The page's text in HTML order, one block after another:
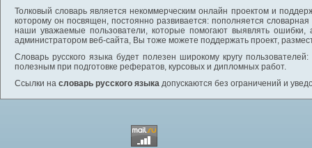
Толковый словарь является некоммерческим онлайн проектом и
которому он посвящен, постоянно развивается: пополняется
наши уважаемые пользователи, которые помогают выявлять
администратором веб-сайта, Вы тоже можете поддержать проект,
Словарь русского языка будет полезен широкому кругу
полезным при подготовке рефератов, курсовых и дипломных работ.
Ссылки на словарь русского языка допускаются без ограничений и